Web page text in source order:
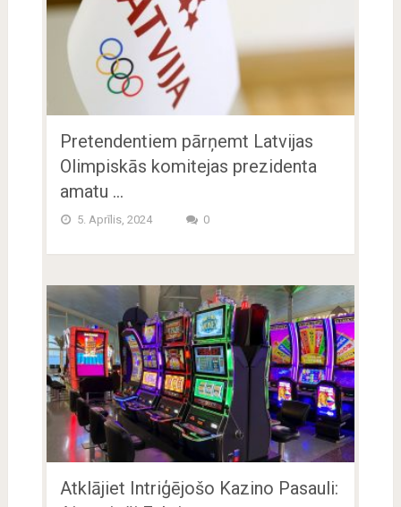
Pretendentiem pārņemt Latvijas
Olimpiskās komitejas prezidenta
amatu …
5. Aprīlis, 2024 0
Atklājiet Intriģējošo Kazino Pasauli: